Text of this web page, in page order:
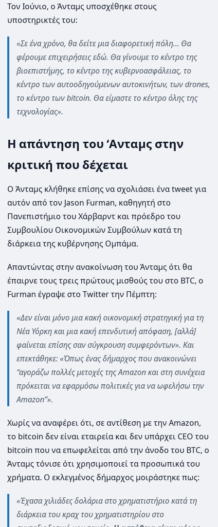
Τον Ιούνιο, ο Άνταμς υποσχέθηκε στους
υποστηρικτές του:
«Σε ένα χρόνο, θα δείτε μια διαφορετική πόλη… Θα
φέρουμε επιχειρήσεις εδώ. Θα γίνουμε το κέντρο της
βιοεπιστήμης, το κέντρο της κυβερνοασφάλειας, το
κέντρο των αυτοοδηγούμενων αυτοκινήτων, των drones,
το κέντρο των bitcoin. Θα είμαστε το κέντρο όλης της
τεχνολογίας».
Η απάντηση του ‘Aνταμς στην
κριτική που δέχεται
Ο Άνταμς κλήθηκε επίσης να σχολιάσει ένα tweet για
αυτόν από τον Jason Furman, καθηγητή στο
Πανεπιστήμιο του Χάρβαρντ και πρόεδρο του
Συμβουλίου Οικονομικών Συμβούλων κατά τη
διάρκεια της κυβέρνησης Ομπάμα.
Απαντώντας στην ανακοίνωση του Άνταμς ότι θα
έπαιρνε τους τρεις πρώτους μισθούς του στο BTC, ο
Furman έγραψε στο Twitter την Πέμπτη:
«Δεν είναι μόνο μια κακή οικονομική στρατηγική για τη
Νέα Υόρκη και μια κακή επενδυτική απόφαση, [αλλά]
φαίνεται επίσης σαν σύγκρουση συμφερόντων». Και
επεκτάθηκε: «Όπως ένας δήμαρχος που ανακοινώνει
“αγοράζω πολλές μετοχές της Amazon και στη συνέχεια
πρόκειται να εφαρμόσω πολιτικές για να ωφελήσω την
Amazon”».
Χωρίς να αναφέρει ότι, σε αντίθεση με την Amazon,
το bitcoin δεν είναι εταιρεία και δεν υπάρχει CEO του
bitcoin που να επωφελείται από την άνοδο του BTC, ο
Άνταμς τόνισε ότι χρησιμοποιεί τα προσωπικά του
χρήματα. Ο εκλεγμένος δήμαρχος μοιράστηκε πως:
«Έχασα χιλιάδες δολάρια στο χρηματιστήριο κατά τη
διάρκεια του κραχ του χρηματιστηρίου στο